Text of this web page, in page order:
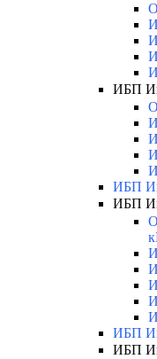
ИБП
ИБП
ИБП
ИБП
ИБП